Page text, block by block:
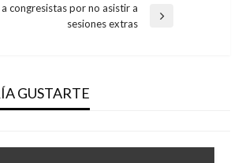
a congresistas por no asistir a
sesiones extras
GUSTARTE
el Cartel del PAE en Bogotá
julio 17, 2018